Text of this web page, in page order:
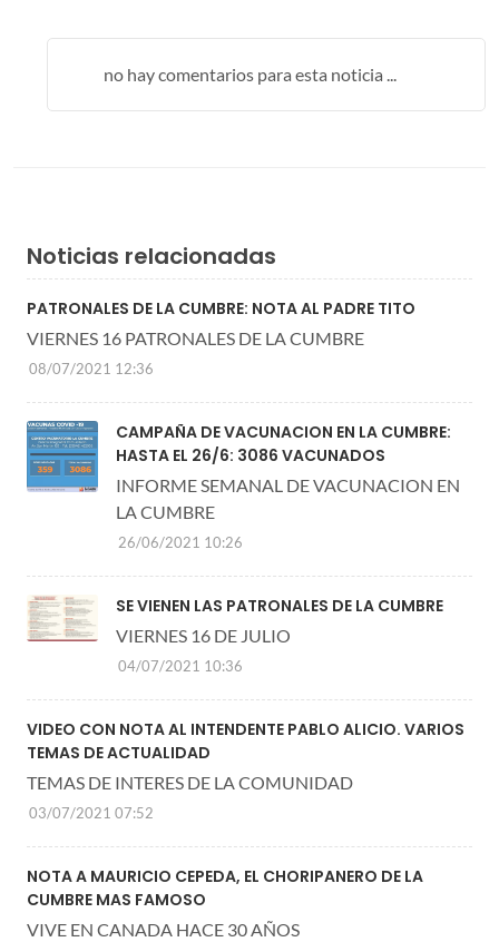
no hay comentarios para esta noticia ...
Noticias relacionadas
PATRONALES DE LA CUMBRE: NOTA AL PADRE TITO
VIERNES 16 PATRONALES DE LA CUMBRE
08/07/2021 12:36
CAMPAÑA DE VACUNACION EN LA CUMBRE:
HASTA EL 26/6: 3086 VACUNADOS
INFORME SEMANAL DE VACUNACION EN
LA CUMBRE
26/06/2021 10:26
SE VIENEN LAS PATRONALES DE LA CUMBRE
VIERNES 16 DE JULIO
04/07/2021 10:36
VIDEO CON NOTA AL INTENDENTE PABLO ALICIO. VARIOS
TEMAS DE ACTUALIDAD
TEMAS DE INTERES DE LA COMUNIDAD
03/07/2021 07:52
NOTA A MAURICIO CEPEDA, EL CHORIPANERO DE LA
CUMBRE MAS FAMOSO
VIVE EN CANADA HACE 30 AÑOS